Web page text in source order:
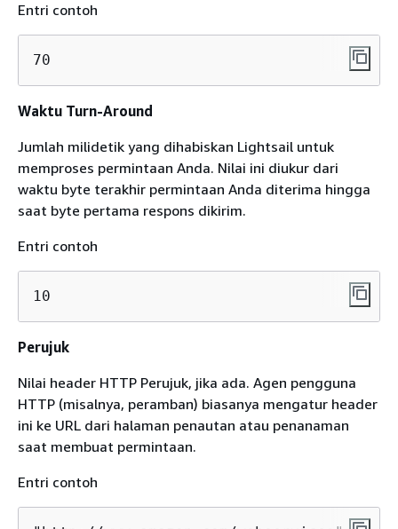
Entri contoh
70
Waktu Turn-Around
Jumlah milidetik yang dihabiskan Lightsail untuk
memproses permintaan Anda. Nilai ini diukur dari
waktu byte terakhir permintaan Anda diterima hingga
saat byte pertama respons dikirim.
Entri contoh
10
Perujuk
Nilai header HTTP Perujuk, jika ada. Agen pengguna
HTTP (misalnya, peramban) biasanya mengatur header
ini ke URL dari halaman penautan atau penanaman
saat membuat permintaan.
Entri contoh